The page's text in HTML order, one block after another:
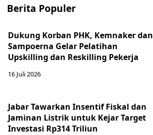
Berita Populer
Dukung Korban PHK, Kemnaker dan
Sampoerna Gelar Pelatihan
Upskilling dan Reskilling Pekerja
16 Juli 2026
Jabar Tawarkan Insentif Fiskal dan
Jaminan Listrik untuk Kejar Target
Investasi Rp314 Triliun